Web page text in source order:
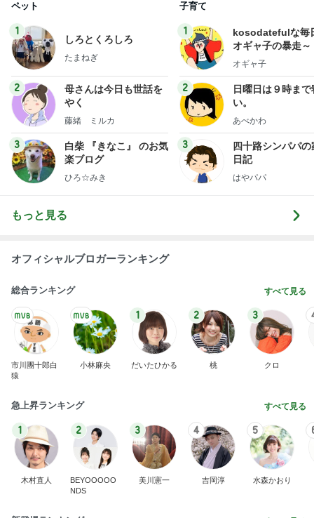
ペット
1
しろとくろしろ
たまねぎ
2
母さんは今日も世話を
やく
藤緒 ミルカ
3
白柴 『きなこ』 のお気
楽ブログ
ひろ☆みき
子育て
1
kosodatefulな毎
オギャ子の暴走～
オギャ子
2
日曜日は９時まで
い。
あべかわ
3
四十路シンパパの
日記
はやパパ
もっと見る
オフィシャルブロガーランキング
総合ランキング すべて見る
市川團十郎白
猿
小林麻央
1
だいたひかる
2
桃
3
クロ
急上昇ランキング すべて見る
1
木村直人
2
BEYOOOOO
NDS
3
美川憲一
4
吉岡淳
5
水森かおり